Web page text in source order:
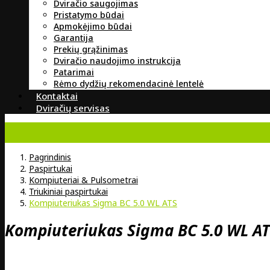
Dviračio saugojimas
Pristatymo būdai
Apmokėjimo būdai
Garantija
Prekių grąžinimas
Dviračio naudojimo instrukcija
Patarimai
Rėmo dydžių rekomendacinė lentelė
Kontaktai
Dviračių servisas
Pagrindinis
Paspirtukai
Kompiuteriai & Pulsometrai
Triukiniai paspirtukai
Kompiuteriukas Sigma BC 5.0 WL ATS
Kompiuteriukas Sigma BC 5.0 WL